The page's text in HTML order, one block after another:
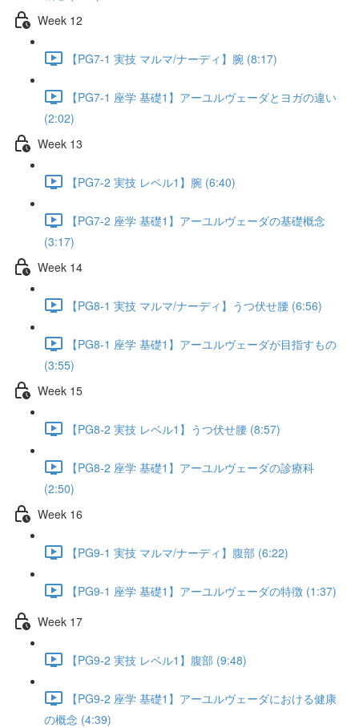
Week 12
【PG7-1 実技 マルマ/ナーディ】腕 (8:17)
【PG7-1 座学 基礎1】アーユルヴェーダとヨガの違い
(2:02)
Week 13
【PG7-2 実技 レベル1】腕 (6:40)
【PG7-2 座学 基礎1】アーユルヴェーダの基礎概念
(3:17)
Week 14
【PG8-1 実技 マルマ/ナーディ】うつ伏せ腰 (6:56)
【PG8-1 座学 基礎1】アーユルヴェーダが目指すもの
(3:55)
Week 15
【PG8-2 実技 レベル1】うつ伏せ腰 (8:57)
【PG8-2 座学 基礎1】アーユルヴェーダの診療科
(2:50)
Week 16
【PG9-1 実技 マルマ/ナーディ】腹部 (6:22)
【PG9-1 座学 基礎1】アーユルヴェーダの特徴 (1:37)
Week 17
【PG9-2 実技 レベル1】腹部 (9:48)
【PG9-2 座学 基礎1】アーユルヴェーダにおける健康
の概念 (4:39)